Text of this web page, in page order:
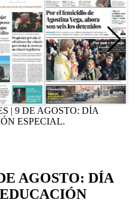
| 9 DE AGOSTO: DÍA
ESPECIAL.
AGOSTO: DÍA